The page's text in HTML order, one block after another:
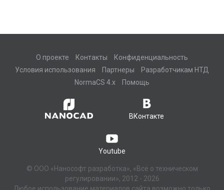
О проекте Контакты
Конфиденциальность
Условия использования
Партнеры
Разработчикам НТД
NormaCS 4.x
Помощь
ВКонтакте
Youtube
© ООО «Нанософт разработка», «Всё о техническом
регулировании», 2012 - 2026